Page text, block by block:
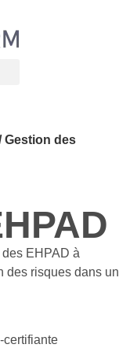
Gestion des
EHPAD à
des risques dans un
certifiante